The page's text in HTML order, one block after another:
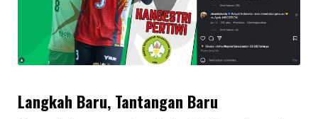
Langkah Baru, Tantangan Baru